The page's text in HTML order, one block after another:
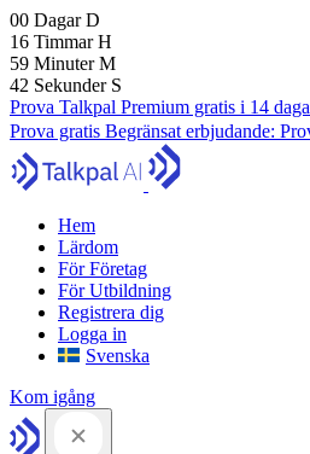
00 DagarD
16 TimmarH
59 MinuterM
42 Sekunder S
Prova Talkpal Premium gratis i 14
Prova gratis Begränsat erbjudande:
Hem
Lärdom
För Företag
För Utbildning
Registrera dig
Logga in
Svenska
Kom igång